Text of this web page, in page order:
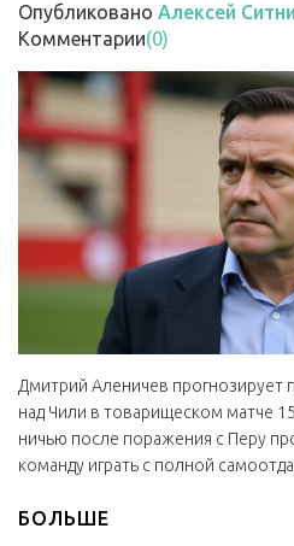
Опубликовано Алексей
Комментарии(0)
Дмитрий Аленичев прогнозирует
над Чили в товарищеском матче
ничью после поражения с Перу
команду играть с полной
БОЛЬШЕ